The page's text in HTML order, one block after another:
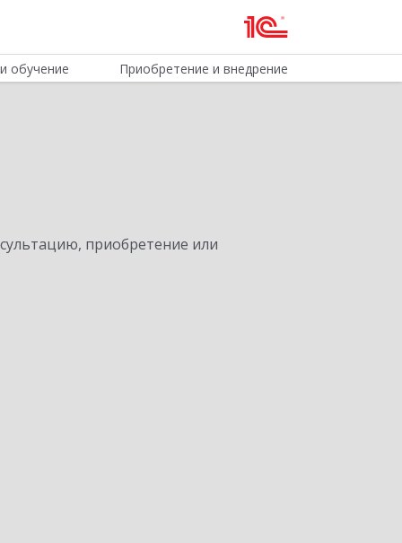
обучение Приобретение и внедрение
приобретение или